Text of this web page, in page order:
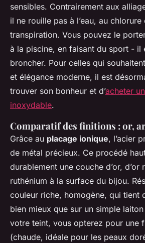
sensibles. Contrairement aux
il ne rouille pas à l’eau, au chlorure
transpiration. Vous pouvez le
à la piscine, en faisant du sport - il
broncher. Pour celles qui
et élégance moderne, il est
trouver son bonheur et d’acheter
inoxydable.
Comparatif des finitions : or,
Grâce au placage ionique, l’acier
de métal précieux. Ce procédé
durablement une couche d’or, d’or
ruthénium à la surface du bijou.
couleur riche, homogène, qui tient
bien mieux que sur un simple
votre teint, vous opterez pour une
(chaude, idéale pour les peaux